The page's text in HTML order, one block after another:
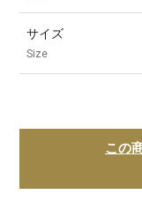
サイズ
Size
この